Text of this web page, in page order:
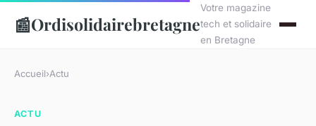
📰Ordisolidairebretagne
Votre magazine
tech et solidaire
en Bretagne
Accueil›Actu
ACTU